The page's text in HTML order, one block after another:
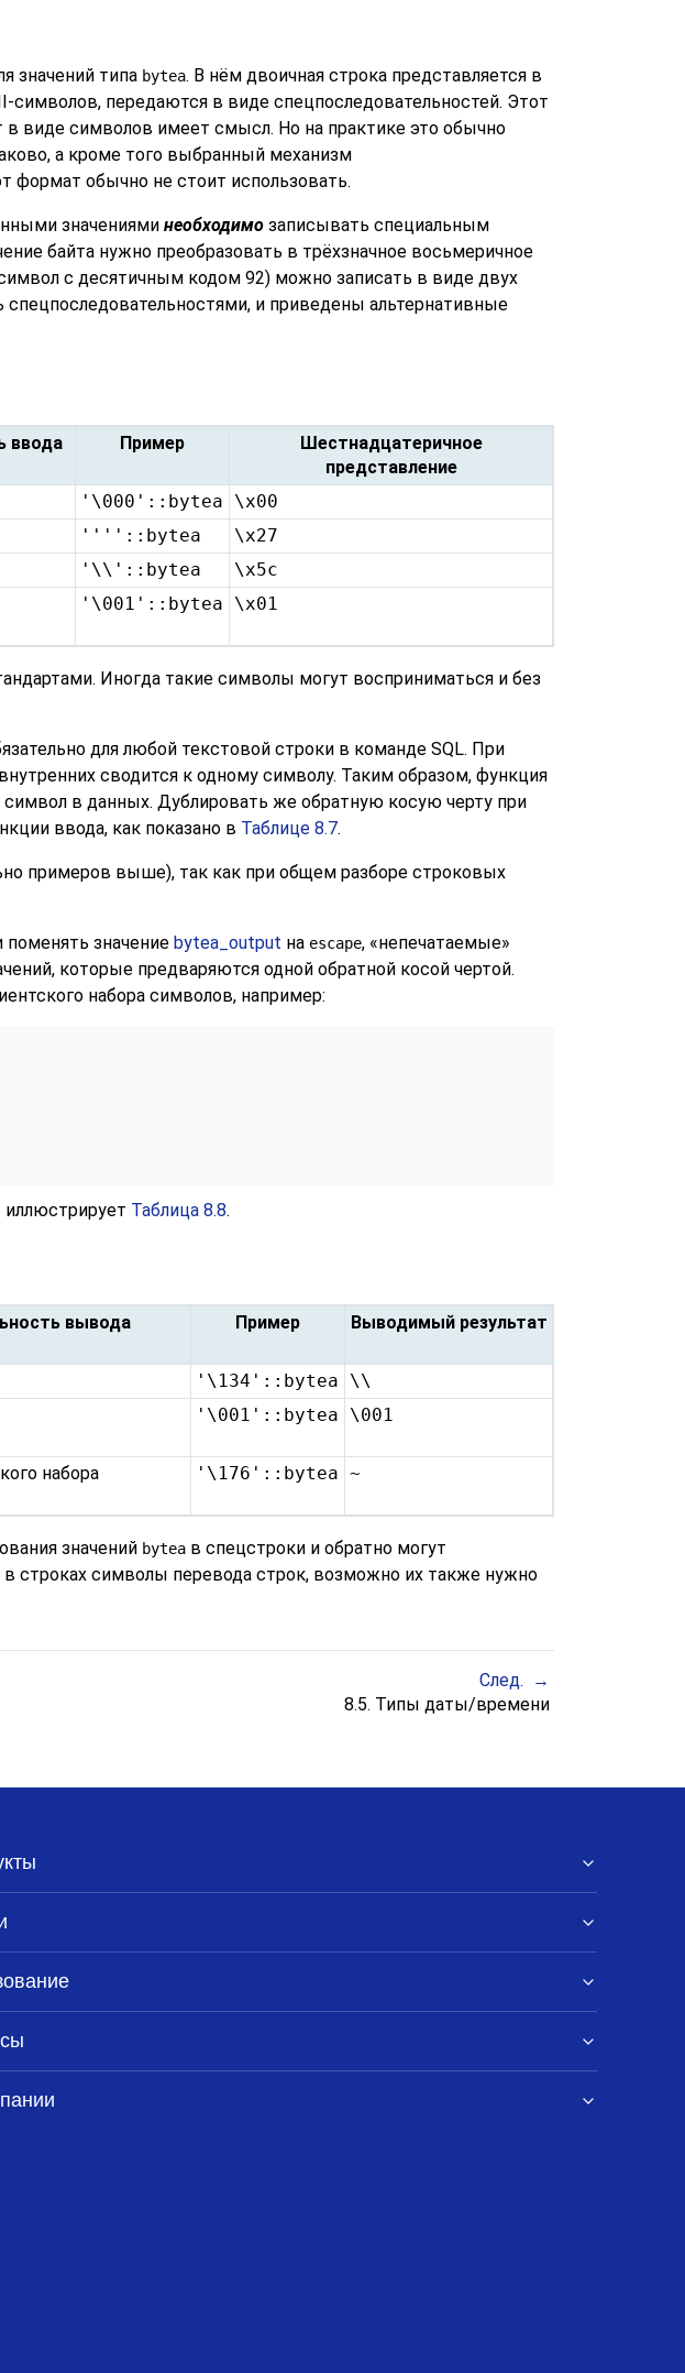
значений типа bytea. В нём двоичная строка представляется в
передаются в виде спецпоследовательностей. Этот
виде символов имеет смысл. Но на практике это обычно
а кроме того выбранный механизм
формат обычно не стоит использовать.
значениями необходимо записывать специальным
байта нужно преобразовать в трёхзначное восьмеричное
с десятичным кодом 92) можно записать в виде двух
и приведены альтернативные
ввода Пример
Шестнадцатеричное
представление
'\000'::bytea
\x00
''''::bytea
\x27
'\\'::bytea
\x5c
'\001'::bytea \x01
Иногда такие символы могут восприниматься и без
для любой текстовой строки в команде SQL. При
сводится к одному символу. Таким образом, функция
в данных. Дублировать же обратную косую черту при
ввода, как показано в Таблице 8.7.
примеров выше), так как при общем разборе строковых
поменять значение bytea_output на escape, «непечатаемые»
которые предваряются одной обратной косой чертой.
набора символов, например:
иллюстрирует Таблица 8.8.
вывода Пример Выводимый результат
'\134'::bytea
\\
'\001'::bytea \001
набора
'\176'::bytea ~
значений bytea в спецстроки и обратно могут
строках символы перевода строк, возможно их также нужно
След.
8.5. Типы даты/времени